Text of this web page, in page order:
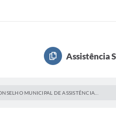
Assistência
MUNICIPAL DE ASSISTÊNCIA...